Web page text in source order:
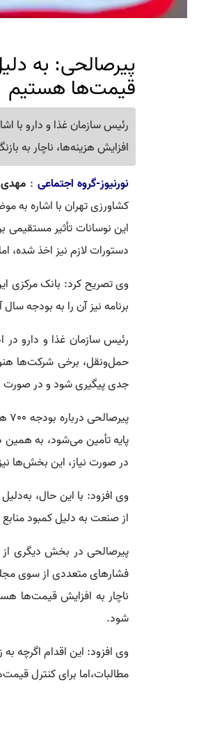
پیرصالحی: به
قیمت‌ها هستیم
رئیس سازمان غذا و دارو با
افزایش هزینه‌ها، ناچار به
نورنیوز-گروه اجتماعی :
کشاورزی تهران با اشاره به
این نوسانات تأثیر
دستورات لازم نیز اخذ شده،
وی تصریح کرد: بانک مرکزی
برنامه نیز آن را به بودجه
رئیس سازمان غذا و دارو در
حمل‌ونقل، برخی شرکت‌ها
جدی پیگیری شود و در صورت
پیرصالحی درباره بودجه 700 همتی اظهار کرد: در زمان تصمیم‌گیری، تصور بر این بود که
پایه تأمین می‌شود، به همین
در صورت نیاز، این بخش‌ها
وی افزود: با این حال،
از صنعت به دلیل کمبود
پیرصالحی در بخش دیگری
فشارهای متعددی از سوی
ناچار به افزایش قیمت‌ها
شود.
مطالبات،اما برای کنترل